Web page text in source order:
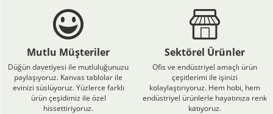
Mutlu Müşteriler
Düğün davetiyesi ile mutluluğunuzu
paylaşıyoruz. Kanvas tablolar ile
evinizi süslüyoruz. Yüzlerce farklı
ürün çeşidimiz ile özel
hissettiriyoruz.
Sektörel Ürünler
Ofis ve endüstriyel amaçlı ürün
çeşitlerimi ile işinizi
kolaylaştırıyoruz. Hem hobi, hem
endüstriyel ürünlerle hayatınıza renk
katıyoruz.